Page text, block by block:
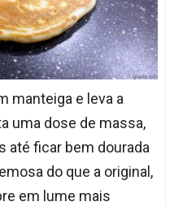
manteiga e leva a
uma dose de massa,
até ficar bem dourada
do que a original,
em lume mais